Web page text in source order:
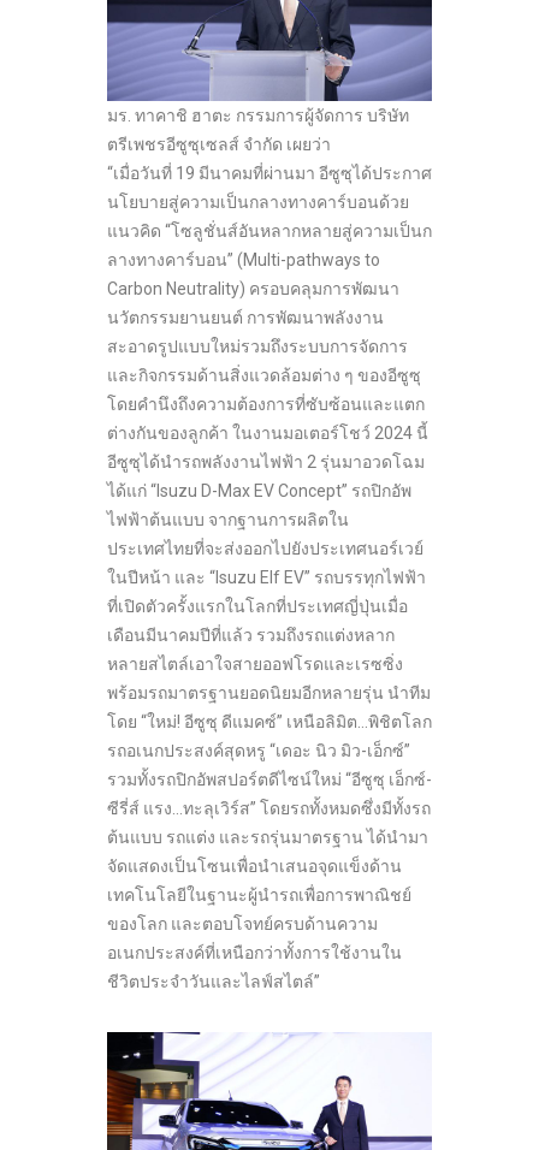
มร. ทาคาชิ ฮาตะ กรรมการผู้จัดการ บริษัท
ตรีเพชรอีซูซุเซลส์ จำกัด เผยว่า
“เมื่อวันที่ 19 มีนาคมที่ผ่านมา อีซูซุได้ประกาศ
นโยบายสู่ความเป็นกลางทางคาร์บอนด้วย
แนวคิด “โซลูชั่นส์อันหลากหลายสู่ความเป็นก
ลางทางคาร์บอน” (Multi-pathways to
Carbon Neutrality) ครอบคลุมการพัฒนา
นวัตกรรมยานยนต์ การพัฒนาพลังงาน
สะอาดรูปแบบใหม่รวมถึงระบบการจัดการ
และกิจกรรมด้านสิ่งแวดล้อมต่าง ๆ ของอีซูซุ
โดยคำนึงถึงความต้องการที่ซับซ้อนและแตก
ต่างกันของลูกค้า ในงานมอเตอร์โชว์ 2024 นี้
อีซูซุได้นำรถพลังงานไฟฟ้า 2 รุ่นมาอวดโฉม
ได้แก่ “Isuzu D-Max EV Concept” รถปิกอัพ
ไฟฟ้าต้นแบบ จากฐานการผลิตใน
ประเทศไทยที่จะส่งออกไปยังประเทศนอร์เวย์
ในปีหน้า และ “Isuzu Elf EV” รถบรรทุกไฟฟ้า
ที่เปิดตัวครั้งแรกในโลกที่ประเทศญี่ปุ่นเมื่อ
เดือนมีนาคมปีที่แล้ว รวมถึงรถแต่งหลาก
หลายสไตล์เอาใจสายออฟโรดและเรซซิ่ง
พร้อมรถมาตรฐานยอดนิยมอีกหลายรุ่น นำทีม
โดย “ใหม่! อีซูซุ ดีแมคซ์” เหนือลิมิต…พิชิตโลก
รถอเนกประสงค์สุดหรู “เดอะ นิว มิว-เอ็กซ์”
รวมทั้งรถปิกอัพสปอร์ตดีไซน์ใหม่ “อีซูซุ เอ็กซ์-
ซีรี่ส์ แรง…ทะลุเวิร์ส” โดยรถทั้งหมดซึ่งมีทั้งรถ
ต้นแบบ รถแต่ง และรถรุ่นมาตรฐาน ได้นำมา
จัดแสดงเป็นโซนเพื่อนำเสนอจุดแข็งด้าน
เทคโนโลยีในฐานะผู้นำรถเพื่อการพาณิชย์
ของโลก และตอบโจทย์ครบด้านความ
อเนกประสงค์ที่เหนือกว่าทั้งการใช้งานใน
ชีวิตประจำวันและไลฟ์สไตล์”